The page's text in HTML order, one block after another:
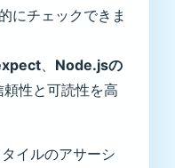
にチェックできま
Node.jsの
性と可読性を高
イルのアサーシ